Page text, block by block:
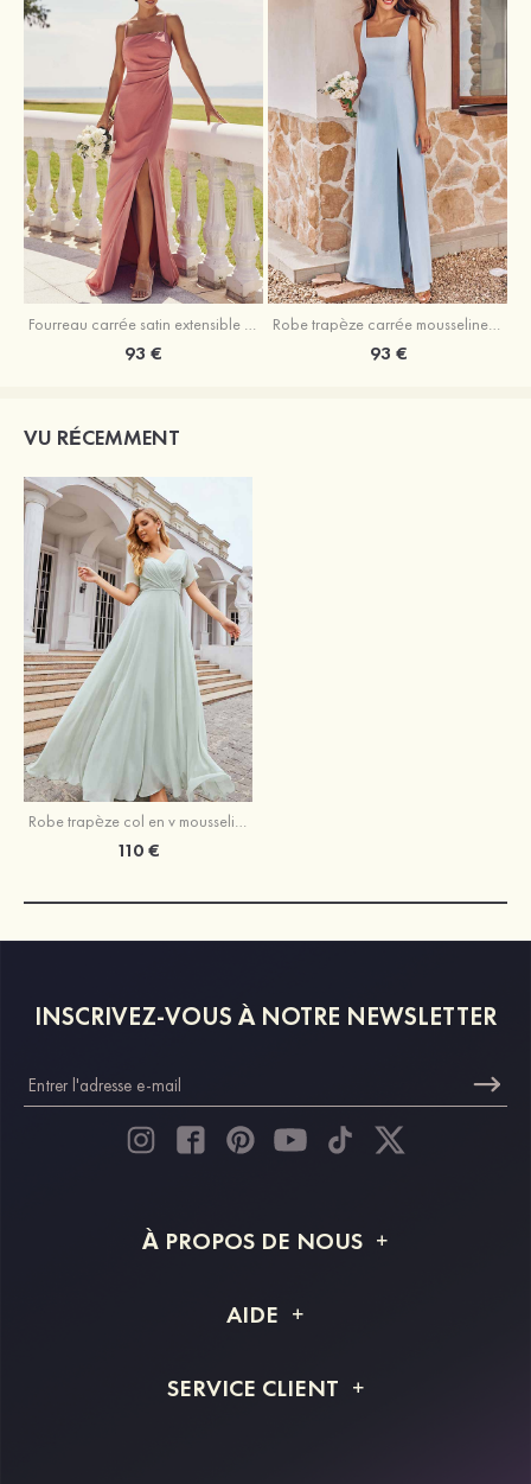
93 € 93 €
VU RÉCEMMENT
Robe trapèze col en v mousseline longueur ras du sol robe de demoiselle d'honneur avec sangle
110 €
INSCRIVEZ-VOUS À NOTRE NEWSLETTER
À PROPOS DE NOUS
Livraison
AIDE
Retour et remboursement
SERVICE CLIENT